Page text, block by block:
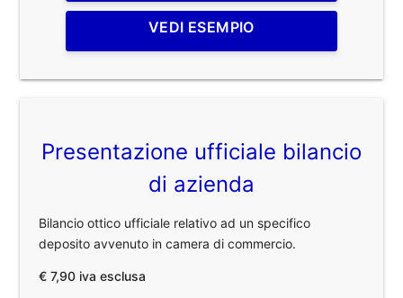
VEDI ESEMPIO
Presentazione ufficiale bilancio
di azienda
Bilancio ottico ufficiale relativo ad un specifico
deposito avvenuto in camera di commercio.
€ 7,90 iva esclusa